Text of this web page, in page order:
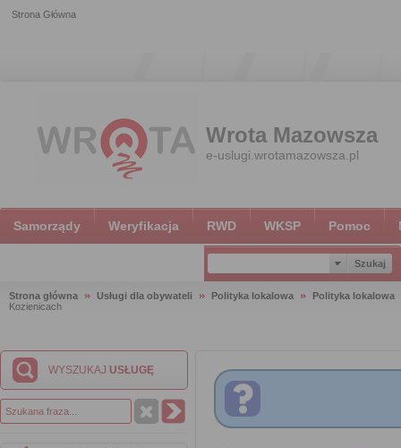
Strona Główna
Wrota Mazowsza
e-uslugi.wrotamazowsza.pl
Samorządy Weryfikacja RWD WKSP Pomoc
Strona główna Usługi dla obywateli Polityka lokalowa
Polityka lokalowa
Kozienicach
WYSZUKAJ USŁUGĘ